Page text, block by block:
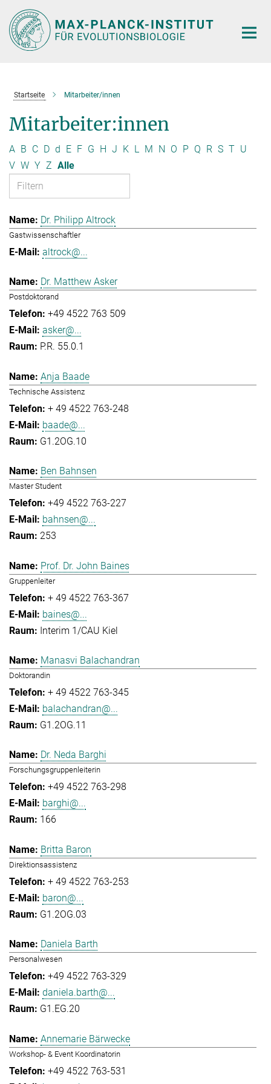
Hauptinhalt
Startseite Mitarbeiter/innen
Mitarbeiter:innen
A B C D d E F G H J K L M N O P Q R S T U
V W Y Z Alle
Dr. Philipp Altrock
Gastwissenschaftler
altrock@...
Dr. Matthew Asker
Postdoktorand
+49 4522 763 509
asker@...
P.R. 55.0.1
Anja Baade
Technische Assistenz
+ 49 4522 763-248
baade@...
G1.2OG.10
Ben Bahnsen
Master Student
+49 4522 763-227
bahnsen@...
253
Prof. Dr. John Baines
Gruppenleiter
+ 49 4522 763-367
baines@...
Interim 1/CAU Kiel
Manasvi Balachandran
Doktorandin
+ 49 4522 763-345
balachandran@...
G1.2OG.11
Dr. Neda Barghi
Forschungsgruppenleiterin
+49 4522 763-298
barghi@...
166
Britta Baron
Direktionsassistenz
+ 49 4522 763-253
baron@...
G1.2OG.03
Daniela Barth
Personalwesen
+49 4522 763-329
daniela.barth@...
G1.EG.20
Annemarie Bärwecke
Workshop- & Event Koordinatorin
+49 4522 763-531